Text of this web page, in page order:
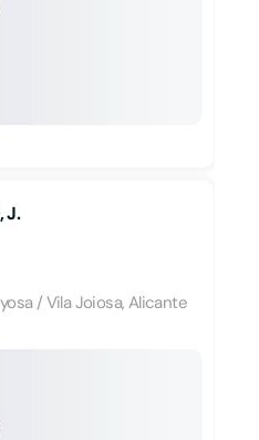
J.
/ Vila Joiosa, Alicante